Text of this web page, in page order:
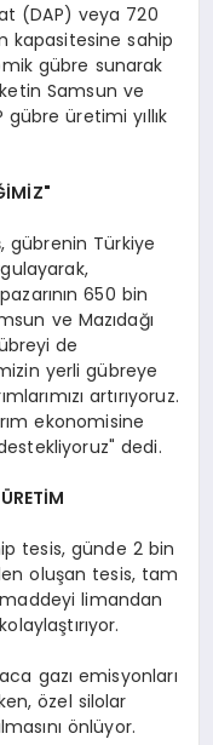
(DAP) veya 720
kapasitesine sahip
gübre sunarak
Samsun ve
üretimi yıllık
gübrenin Türkiye
650 bin
ve Mazıdağı
de
yerli gübreye
artırıyoruz.
ekonomisine
dedi.
tesis, günde 2 bin
oluşan tesis, tam
limandan
gazı emisyonları
özel silolar
önlüyor.